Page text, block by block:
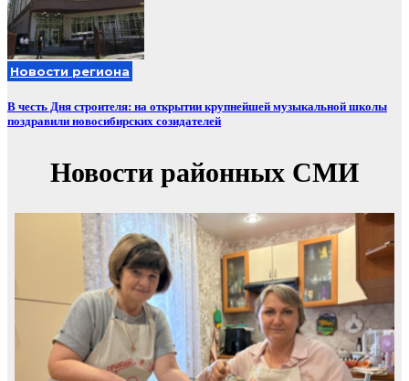
Новости региона
В честь Дня строителя: на открытии крупнейшей музыкальной школы
поздравили новосибирских созидателей